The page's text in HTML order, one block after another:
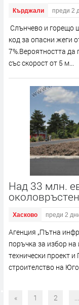
Кърджали преди 2
Слънчево и горещо
код за опасни
7%.Вероятността
със скорост от 5 м...
Над 33 млн.
Хасково преди 2
Агенция „Пътна
поръчка за избор на
технически проект
строителство на
« 1 2 ...